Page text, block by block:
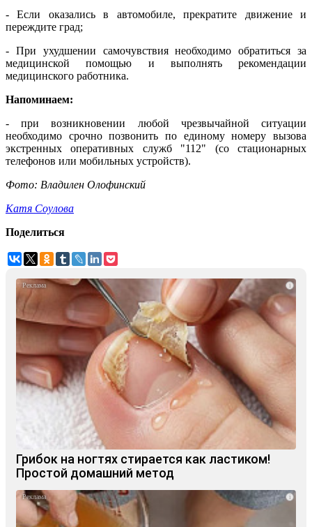
- Если оказались в автомобиле, прекратите движение и
переждите град;
- При ухудшении самочувствия необходимо обратиться за
медицинской помощью и выполнять рекомендации
медицинского работника.
Напоминаем:
- при возникновении любой чрезвычайной ситуации
необходимо срочно позвонить по единому номеру вызова
экстренных оперативных служб "112" (со стационарных
телефонов или мобильных устройств).
Фото: Владилен Олофинский
Катя Соулова
Поделиться
i
Грибок на ногтях стирается как ластиком!
Простой домашний метод
i